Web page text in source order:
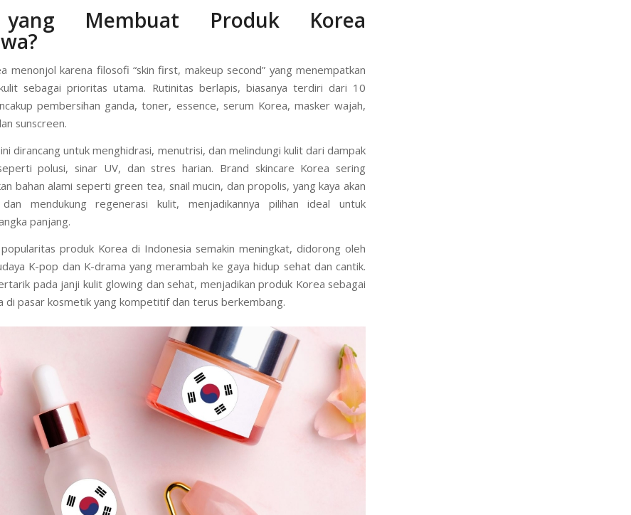
untuk membantu Anda merawat kulit secara optimal.
Membuat Produk Korea
menonjol karena filosofi “skin first, makeup second” yang menempatkan
pembersihan ganda, toner, essence, serum Korea, masker wajah,
sunscreen.
dirancang untuk menghidrasi, menutrisi, dan melindungi kulit dari dampak
polusi, sinar UV, dan stres harian. Brand skincare Korea sering
dan mendukung regenerasi kulit, menjadikannya pilihan ideal untuk
panjang.
produk Korea di Indonesia semakin meningkat, didorong oleh
pada janji kulit glowing dan sehat, menjadikan produk Korea sebagai
di pasar kosmetik yang kompetitif dan terus berkembang.